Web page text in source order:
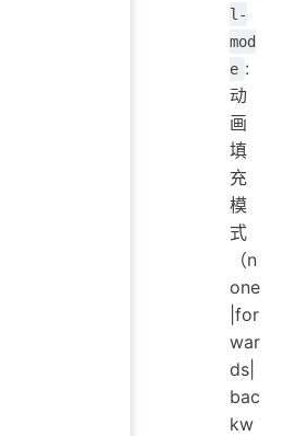
l-
mod
e :
动
画
填
充
模
式
（n
one
|for
war
ds|
bac
kw